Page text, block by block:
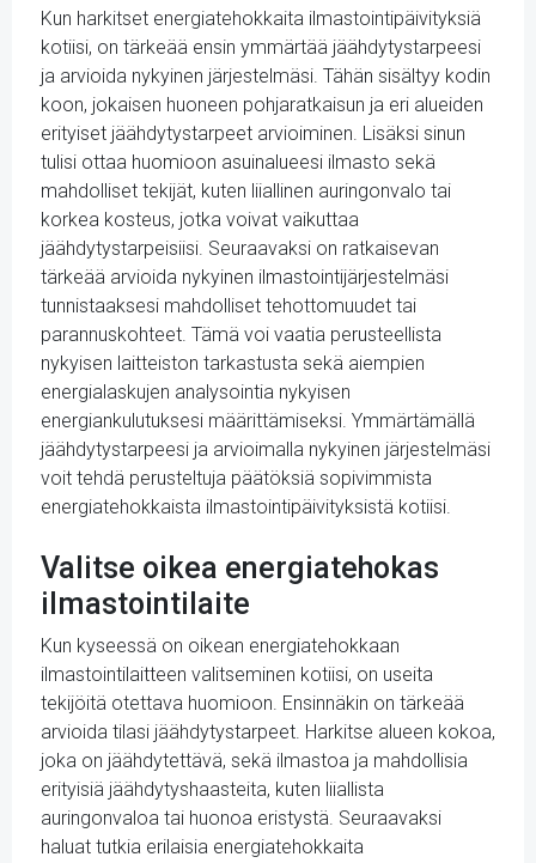
Kun harkitset energiatehokkaita ilmastointipäivityksiä
kotiisi, on tärkeää ensin ymmärtää jäähdytystarpeesi
ja arvioida nykyinen järjestelmäsi. Tähän sisältyy kodin
koon, jokaisen huoneen pohjaratkaisun ja eri alueiden
erityiset jäähdytystarpeet arvioiminen. Lisäksi sinun
tulisi ottaa huomioon asuinalueesi ilmasto sekä
mahdolliset tekijät, kuten liiallinen auringonvalo tai
korkea kosteus, jotka voivat vaikuttaa
jäähdytystarpeisiisi. Seuraavaksi on ratkaisevan
tärkeää arvioida nykyinen ilmastointijärjestelmäsi
tunnistaaksesi mahdolliset tehottomuudet tai
parannuskohteet. Tämä voi vaatia perusteellista
nykyisen laitteiston tarkastusta sekä aiempien
energialaskujen analysointia nykyisen
energiankulutuksesi määrittämiseksi. Ymmärtämällä
jäähdytystarpeesi ja arvioimalla nykyinen järjestelmäsi
voit tehdä perusteltuja päätöksiä sopivimmista
energiatehokkaista ilmastointipäivityksistä kotiisi.
Valitse oikea energiatehokas
ilmastointilaite
Kun kyseessä on oikean energiatehokkaan
ilmastointilaitteen valitseminen kotiisi, on useita
tekijöitä otettava huomioon. Ensinnäkin on tärkeää
arvioida tilasi jäähdytystarpeet. Harkitse alueen kokoa,
joka on jäähdytettävä, sekä ilmastoa ja mahdollisia
erityisiä jäähdytyshaasteita, kuten liiallista
auringonvaloa tai huonoa eristystä. Seuraavaksi
haluat tutkia erilaisia energiatehokkaita